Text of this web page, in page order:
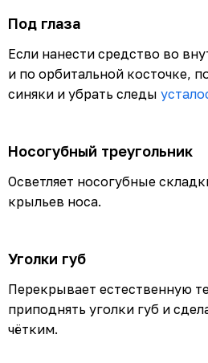
Под глаза
Если нанести средство во
и по орбитальной косточке,
синяки и убрать следы
Носогубный треугольник
Осветляет носогубные
крыльев носа.
Уголки губ
Перекрывает естественную
приподнять уголки губ и
чётким.